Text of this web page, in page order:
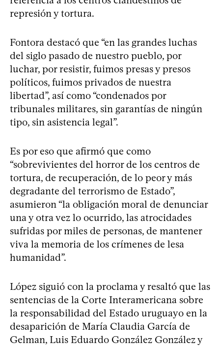
represión y tortura.
Fontora destacó que “en las grandes luchas
del siglo pasado de nuestro pueblo, por
luchar, por resistir, fuimos presas y presos
políticos, fuimos privados de nuestra
libertad”, así como “condenados por
tribunales militares, sin garantías de ningún
tipo, sin asistencia legal”.
Es por eso que afirmó que como
“sobrevivientes del horror de los centros de
tortura, de recuperación, de lo peor y más
degradante del terrorismo de Estado”,
asumieron “la obligación moral de denunciar
una y otra vez lo ocurrido, las atrocidades
sufridas por miles de personas, de mantener
viva la memoria de los crímenes de lesa
humanidad”.
López siguió con la proclama y resaltó que las
sentencias de la Corte Interamericana sobre
la responsabilidad del Estado uruguayo en la
desaparición de María Claudia García de
Gelman, Luis Eduardo González González y